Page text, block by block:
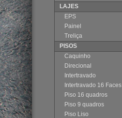
LAJES
EPS
Painel
Treliça
PISOS
Caquinho
Direcional
Intertravado
Intertravado 16 Faces
Piso 16 quadros
Piso 9 quadros
Piso Liso